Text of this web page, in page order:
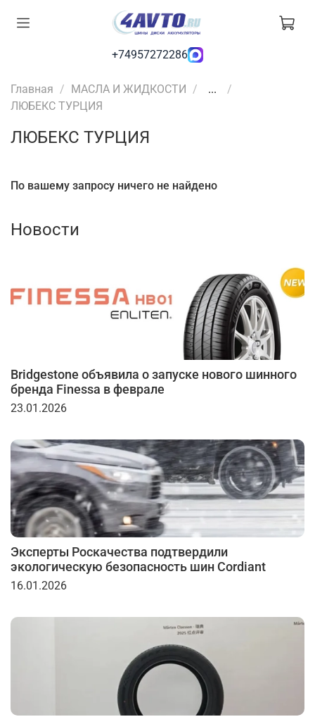
+74957272286
Главная МАСЛА И ЖИДКОСТИ
...
ЛЮБЕКС ТУРЦИЯ
ЛЮБЕКС ТУРЦИЯ
По вашему запросу ничего не найдено
Новости
Bridgestone объявила о запуске нового шинного
бренда Finessa в феврале
23.01.2026
Эксперты Роскачества подтвердили
экологическую безопасность шин Cordiant
16.01.2026